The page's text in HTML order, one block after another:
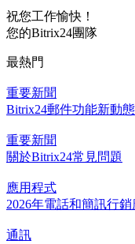
祝您工作愉快！
您的Bitrix24團隊
最熱門
重要新聞
Bitrix24郵件功能新動
重要新聞
關於Bitrix24常見問題
應用程式
2026年電話和簡訊行
通訊